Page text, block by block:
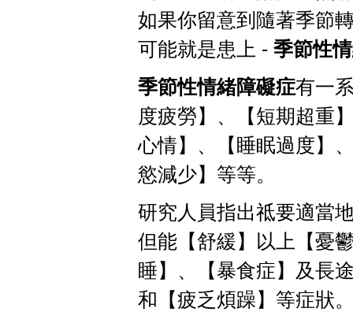
如果你留意到隨著季節
可能就是患上 - 季節性
季節性情緒障礙症有一
度疲勞】、【短期超重
心情】、【睡眠過度】
慾減少】等等。
研究人員指出祗要適當
但能【舒緩】以上【憂
睡】、【暴食症】及長
和【疲乏煩躁】等症狀